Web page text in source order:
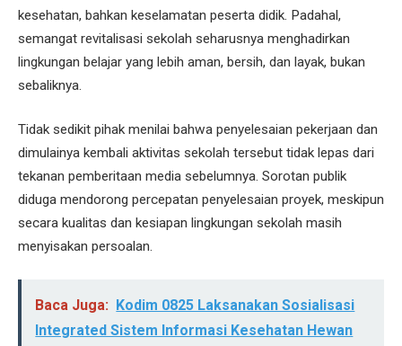
kesehatan, bahkan keselamatan peserta didik. Padahal,
semangat revitalisasi sekolah seharusnya menghadirkan
lingkungan belajar yang lebih aman, bersih, dan layak, bukan
sebaliknya.
Tidak sedikit pihak menilai bahwa penyelesaian pekerjaan dan
dimulainya kembali aktivitas sekolah tersebut tidak lepas dari
tekanan pemberitaan media sebelumnya. Sorotan publik
diduga mendorong percepatan penyelesaian proyek, meskipun
secara kualitas dan kesiapan lingkungan sekolah masih
menyisakan persoalan.
Baca Juga:
Kodim 0825 Laksanakan Sosialisasi
Integrated Sistem Informasi Kesehatan Hewan